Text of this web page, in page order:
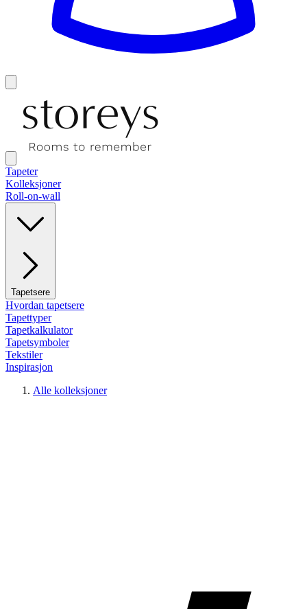
Tapeter
Kolleksjoner
Roll-on-wall
Tapetsere
Hvordan tapetsere
Tapettyper
Tapetkalkulator
Tapetsymboler
Tekstiler
Inspirasjon
Alle kolleksjoner